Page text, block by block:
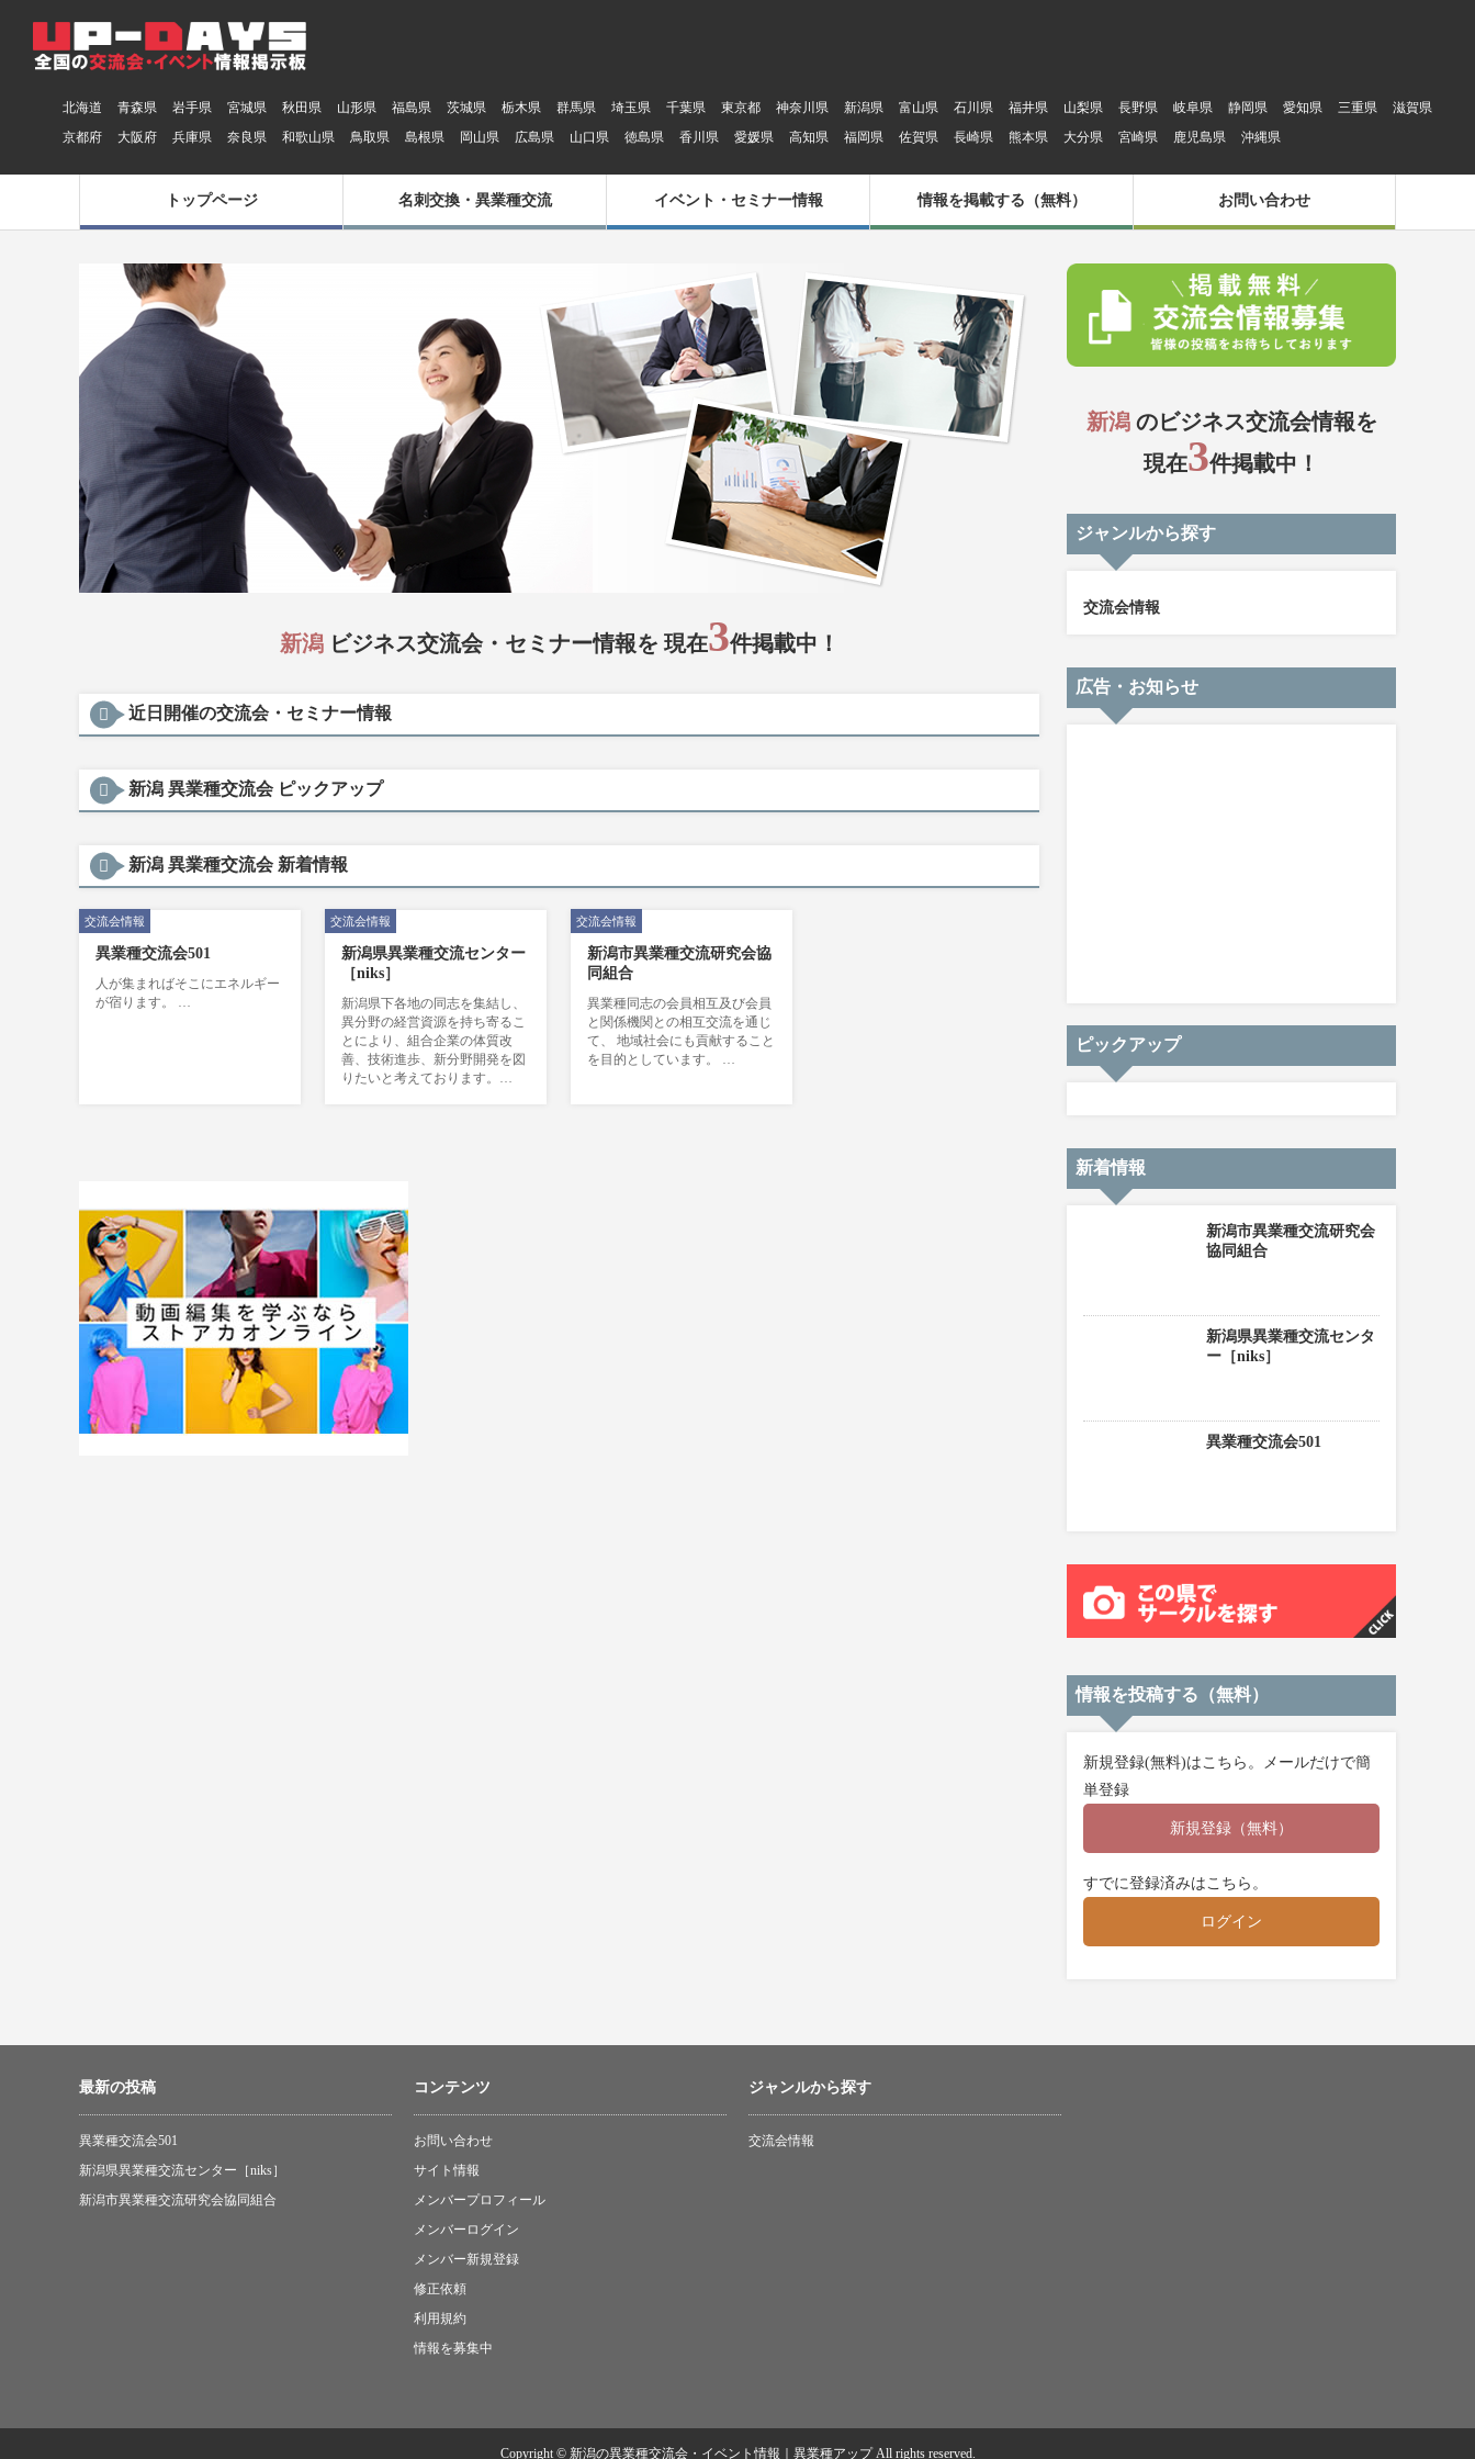
北海道 青森県 岩手県 宮城県 秋田県 山形県 福島県 茨城県 栃木県 群馬県 埼玉県 千葉県 東京都 神奈川県 新潟県 富山県 石川県 福井県 山梨県 長野県 岐阜県 静岡県 愛知県 三重県
滋賀県
京都府
大阪府 兵庫県 奈良県 和歌山県 鳥取県 島根県 岡山県 広島県 山口県 徳島県 香川県 愛媛県 高知県 福岡県 佐賀県 長崎県 熊本県 大分県 宮崎県 鹿児島県 沖縄県
トップページ 名刺交換・異業種交流 イベント・セミナー情報 情報を掲載する（無料） お問い合わせ
新潟 ビジネス交流会・セミナー情報を 現在3件掲載中！
近日開催の交流会・セミナー情報
新潟 異業種交流会 ピックアップ
新潟 異業種交流会 新着情報
異業種交流会501
人が集まればそこにエネルギー
が宿ります。 …
交流会情報
新潟県異業種交流センター
［niks］
新潟県下各地の同志を集結し、
異分野の経営資源を持ち寄るこ
とにより、組合企業の体質改
善、技術進歩、新分野開発を図
りたいと考えております。…
交流会情報
新潟市異業種交流研究会協
同組合
異業種同志の会員相互及び会員
と関係機関との相互交流を通じ
て、 地域社会にも貢献すること
を目的としています。 …
交流会情報
新潟 のビジネス交流会情報を
現在3件掲載中！
ジャンルから探す
交流会情報
広告・お知らせ
ピックアップ
新着情報
新潟市異業種交流研究会
協同組合
新潟県異業種交流センタ
ー［niks］
異業種交流会501
情報を投稿する（無料）
新規登録(無料)はこちら。メールだけで簡
単登録
新規登録（無料）
すでに登録済みはこちら。
ログイン
最新の投稿
異業種交流会501
新潟県異業種交流センター［niks］
新潟市異業種交流研究会協同組合
コンテンツ
お問い合わせ
サイト情報
メンバープロフィール
メンバーログイン
メンバー新規登録
修正依頼
利用規約
情報を募集中
ジャンルから探す
交流会情報
Copyright © 新潟の異業種交流会・イベント情報｜異業種アップ All rights reserved.